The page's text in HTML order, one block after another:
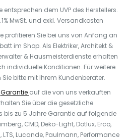
dem UVP des Herstellers.
MwSt. und exkl. Versandkosten
profitieren Sie bei uns von Anfang an
im Shop. Als Elektriker, Architekt &
& Hausmeisterdienste erhalten
individuelle Konditionen. Für weitere
bitte mit Ihrem Kundenberater.
Garantie auf die von uns verkauften
Sie über die gesetzliche
bis zu 5 Jahre Garantie auf folgende
CMD, Deko-Light, Dotlux, Erco,
LTS, Lucande, Paulmann, Performance